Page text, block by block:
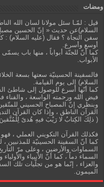
ومضات
قيل : لمّـا سئل مولانا لسان الله
السلام)عن حديث « إنّ الحسين
سفن النجاة ؟ فقال (عليه السلام) :
أوسع وأسرع.
كما أنّ للجنّة أبواباً ، منها باب
الأبواب.
فالسفينة الحسينيّة سعتها بسعة
السلام) إلى يوم القيامة.
كما أنّها أسرع للوصول إلى شاطئ
فيض الله ورحمته الواسعة ، والفناء
وبنظري إنّ المصباح الحسيني
القرآن الناطق ، وإذا كان القرآن
( ذلِكَ الكِتابُ لا رَيْبَ فيهِ هُدىً لِلْمُتَّقينَ
فكذلك القرآن التكويني العملي ،
كما أنّ السفينة الحسينيّة للمذنبين ،
السماوات والأرضين ، وعلى مرّ
السماء دماً ، كما أنّ الأنبياء
والعزاء ، إنّما هو من تجلّيات تلك
الميمون.